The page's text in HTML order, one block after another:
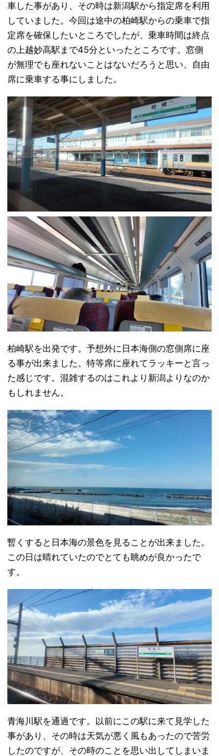
車した事があり、その時は新潟駅から指定席を利用
していました。今回は途中の柏崎駅からの乗車で指
定席を確保したいところでしたが、乗車時間は終点
の上越妙高駅まで45分といったところです。窓側
が無理でも座れないことはないだろうと思い、自由
席に乗車する事にしました。
柏崎駅を出発です。予想外に日本海側の窓側席に座
る事が出来ました。特等席に座れてラッキーと言っ
た感じです。混雑するのはこれより新潟よりなのか
もしれません。
暫くすると日本海の景色を見ることが出来ました。
この日は晴れていたのでとても眺めが良かったで
す。
青海川駅を通過です。以前にこの駅に来て見学した
事があり、その時は天気が悪く風もあったので苦労
したのですが、その時のことを思い出してしまいま